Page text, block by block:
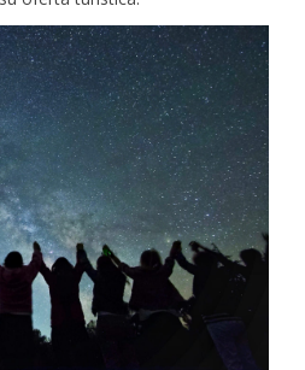
oferta turística.